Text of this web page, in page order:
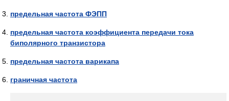
предельная частота ФЭПП
предельная частота коэффициента передачи тока
биполярного транзистора
предельная частота варикапа
граничная частота